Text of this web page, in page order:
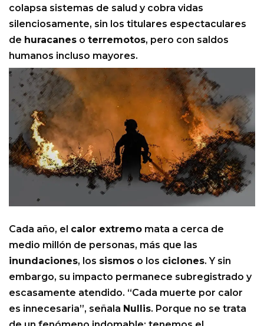
colapsa sistemas de salud y cobra vidas
silenciosamente, sin los titulares espectaculares
de huracanes o terremotos, pero con saldos
humanos incluso mayores.
Cada año, el calor extremo mata a cerca de
medio millón de personas, más que las
inundaciones, los sismos o los ciclones. Y sin
embargo, su impacto permanece subregistrado y
escasamente atendido. “Cada muerte por calor
es innecesaria”, señala Nullis. Porque no se trata